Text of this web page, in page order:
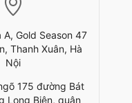
Gold Season 47
Thanh Xuân, Hà
Nội
175 đường Bát
Long Biên, quận